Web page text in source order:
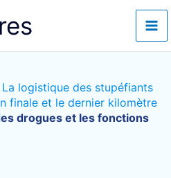
La logistique des stupéfiants
finale et le dernier kilomètre
drogues et les fonctions